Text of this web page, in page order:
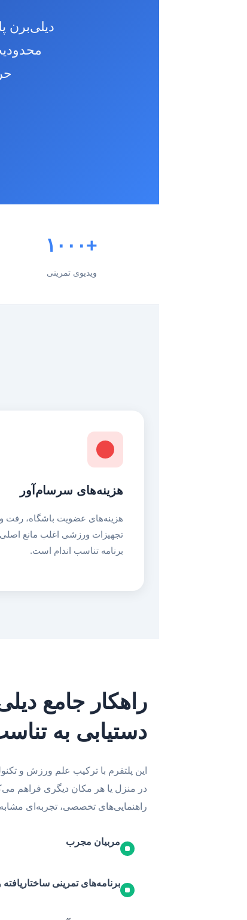
دیلی‌برن
+۱۰۰۰
ویدیوی تمرینی
هزینه‌های سرسام‌آور
هزینه‌های عضویت باشگاه، رفت و
تجهیزات ورزشی اغلب مانع
برنامه تناسب اندام است.
راهکار جامع
دستیابی به
این پلتفرم با ترکیب علم ورزش و
در منزل یا هر مکان دیگری فراهم
راهنمایی‌های تخصصی، تجربه‌ای
مربیان مجرب
برنامه‌های تمرینی